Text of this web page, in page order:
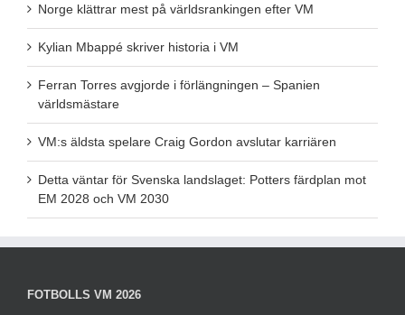
Norge klättrar mest på världsrankingen efter VM
Kylian Mbappé skriver historia i VM
Ferran Torres avgjorde i förlängningen – Spanien
världsmästare
VM:s äldsta spelare Craig Gordon avslutar karriären
Detta väntar för Svenska landslaget: Potters färdplan mot
EM 2028 och VM 2030
FOTBOLLS VM 2026